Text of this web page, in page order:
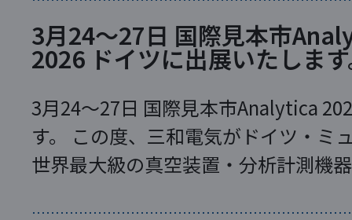
3月24～27日 国際見本市
2026 ドイツに出展いたしま
3月24～27日 国際見本市Analytica
す。 この度、三和電気がドイツ・ミ
世界最大級の真空装置・分析計測機